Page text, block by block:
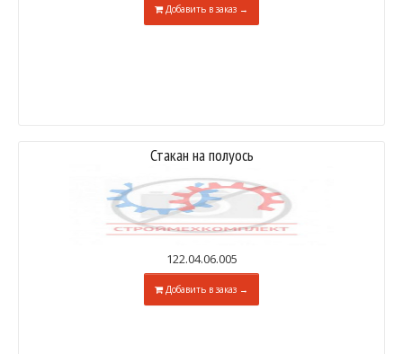
Добавить в заказ →
Стакан на полуось
122.04.06.005
Добавить в заказ →